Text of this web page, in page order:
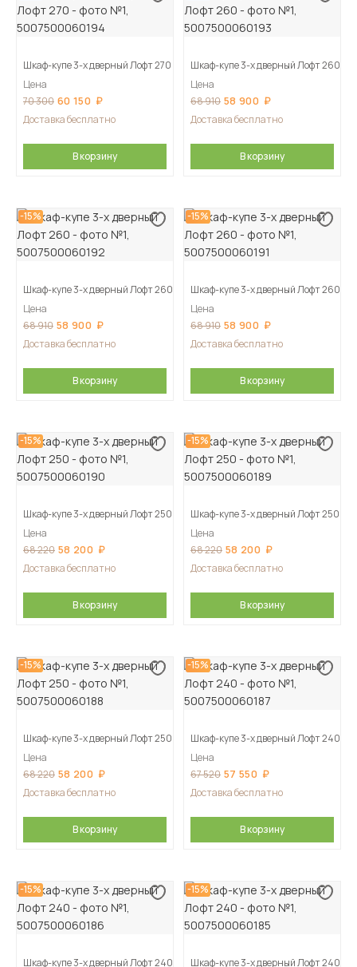
Шкаф-купе 3-х дверный Лофт 270
Цена
70 300 60 150
Доставка бесплатно
В корзину
Шкаф-купе 3-х дверный Лофт 260
Цена
68 910 58 900
Доставка бесплатно
В корзину
-15%
Шкаф-купе 3-х дверный Лофт 260
Цена
68 910 58 900
Доставка бесплатно
В корзину
-15%
Шкаф-купе 3-х дверный Лофт 260
Цена
68 910 58 900
Доставка бесплатно
В корзину
-15%
Шкаф-купе 3-х дверный Лофт 250
Цена
68 220 58 200
Доставка бесплатно
В корзину
-15%
Шкаф-купе 3-х дверный Лофт 250
Цена
68 220 58 200
Доставка бесплатно
В корзину
-15%
Шкаф-купе 3-х дверный Лофт 250
Цена
68 220 58 200
Доставка бесплатно
В корзину
-15%
Шкаф-купе 3-х дверный Лофт 240
Цена
67 520 57 550
Доставка бесплатно
В корзину
-15%
Шкаф-купе 3-х дверный Лофт 240
-15%
Шкаф-купе 3-х дверный Лофт 240